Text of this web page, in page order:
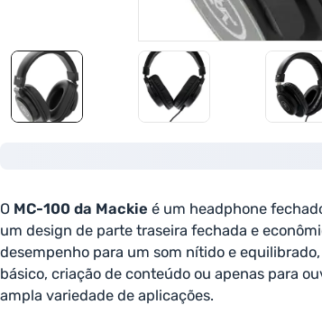
O MC-100 da Mackie é um headphone
um design de parte traseira fechada e
desempenho para um som nítido e
básico, criação de conteúdo ou apenas para
ampla variedade de aplicações.